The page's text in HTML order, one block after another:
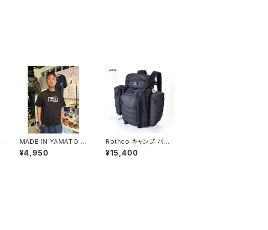
MADE IN YAMATO T
シャツ（白黒2種類）
¥4,950
Rothco キャンプ バッ
クパック（伸びます） オ
リーブ
¥15,400